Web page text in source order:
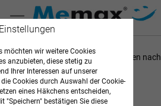
Artikel1-12von22
Sortieren nach
ARZTBEDARF
möchten wir weitere Cookies
anzubieten, diese stetig zu
Ihrer Interessen auf unserer
Cookies durch Auswahl der Cookie-
eines Häkchens entscheiden,
"Speichern" bestätigen Sie diese